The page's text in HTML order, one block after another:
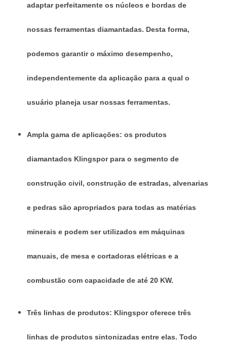
adaptar perfeitamente os núcleos e bordas de
nossas ferramentas diamantadas. Desta forma,
podemos garantir o máximo desempenho,
independentemente da aplicação para a qual o
usuário planeja usar nossas ferramentas.
Ampla gama de aplicações: os produtos
diamantados Klingspor para o segmento de
construção civil, construção de estradas, alvenarias
e pedras são apropriados para todas as matérias
minerais e podem ser utilizados em máquinas
manuais, de mesa e cortadoras elétricas e a
combustão com capacidade de até 20 KW.
Três linhas de produtos: Klingspor oferece três
linhas de produtos sintonizadas entre elas. Todo